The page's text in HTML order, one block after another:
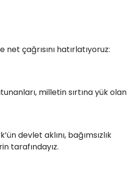
net çağrısını hatırlatıyoruz:
milletin sırtına yük olan
devlet aklını, bağımsızlık
tarafındayız.